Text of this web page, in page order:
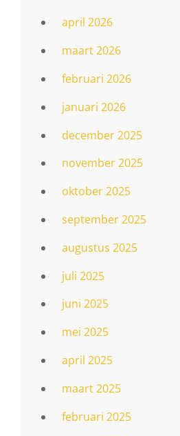
april 2026
maart 2026
februari 2026
januari 2026
december 2025
november 2025
oktober 2025
september 2025
augustus 2025
juli 2025
juni 2025
mei 2025
april 2025
maart 2025
februari 2025